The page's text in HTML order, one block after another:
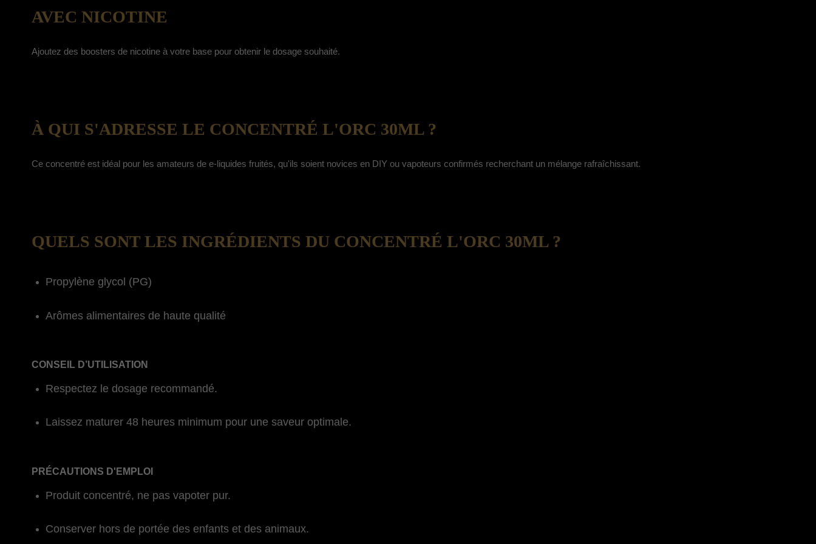
AVEC NICOTINE
Ajoutez des boosters de nicotine à votre base pour obtenir le dosage souhaité.
À QUI S'ADRESSE LE CONCENTRÉ L'ORC 30ML ?
Ce concentré est idéal pour les amateurs de e-liquides fruités, qu'ils soient novices en DIY ou vapoteurs confirmés recherchant un mélange rafraîchissant.
QUELS SONT LES INGRÉDIENTS DU CONCENTRÉ L'ORC 30ML ?
Propylène glycol (PG)
Arômes alimentaires de haute qualité
CONSEIL D’UTILISATION
Respectez le dosage recommandé.
Laissez maturer 48 heures minimum pour une saveur optimale.
PRÉCAUTIONS D'EMPLOI
Produit concentré, ne pas vapoter pur.
Conserver hors de portée des enfants et des animaux.